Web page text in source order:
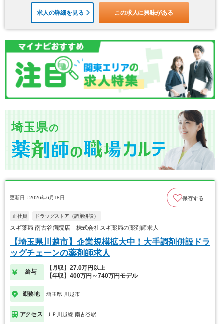
求人の詳細を見る この求人に興味がある
埼玉県の
更新日：2026年6月18日 保存する
正社員 ドラッグストア（調剤併設）
スギ薬局 南古谷病院店 株式会社スギ薬局の薬剤師求人
【埼玉県川越市】企業規模拡大中！大手調剤併設ドラ
ッグチェーンの薬剤師求人
給与
【月収】27.0万円以上
【年収】400万円～740万円モデル
勤務地 埼玉県 川越市
アクセス ＪＲ川越線 南古谷駅